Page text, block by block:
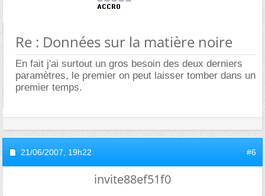
Re : Données sur la matière noire
En fait j'ai surtout un gros besoin des deux derniers
paramètres, le premier on peut laisser tomber dans un
premier temps.
21/06/2007, 19h22 #6
invite88ef51f0